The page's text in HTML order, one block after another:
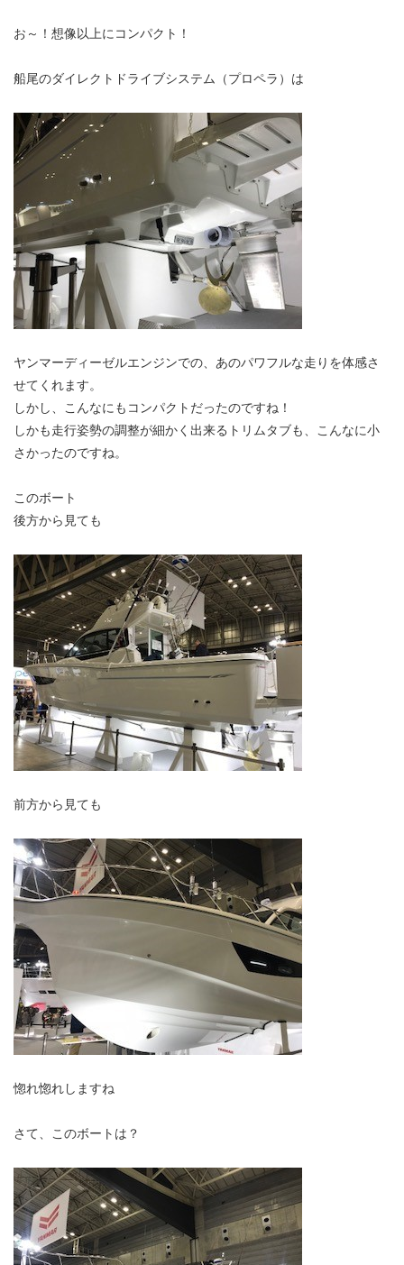
お～！想像以上にコンパクト！
船尾のダイレクトドライブシステム（プロペラ）は
ヤンマーディーゼルエンジンでの、あのパワフルな走りを体感さ
せてくれます。
しかし、こんなにもコンパクトだったのですね！
しかも走行姿勢の調整が細かく出来るトリムタブも、こんなに小
さかったのですね。
このボート
後方から見ても
前方から見ても
惚れ惚れしますね
さて、このボートは？